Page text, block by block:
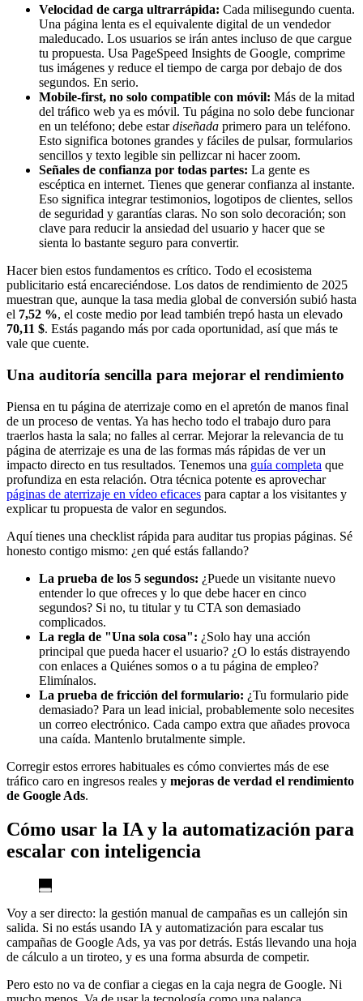
Velocidad de carga ultrarrápida: Cada milisegundo cuenta.
Una página lenta es el equivalente digital de un vendedor
maleducado. Los usuarios se irán antes incluso de que cargue
tu propuesta. Usa PageSpeed Insights de Google, comprime
tus imágenes y reduce el tiempo de carga por debajo de dos
segundos. En serio.
Mobile-first, no solo compatible con móvil: Más de la mitad
del tráfico web ya es móvil. Tu página no solo debe funcionar
en un teléfono; debe estardiseñada primero para un teléfono.
Esto significa botones grandes y fáciles de pulsar, formularios
sencillos y texto legible sin pellizcar ni hacer zoom.
Señales de confianza por todas partes: La gente es
escéptica en internet. Tienes que generar confianza al instante.
Eso significa integrar testimonios, logotipos de clientes, sellos
de seguridad y garantías claras. No son solo decoración; son
clave para reducir la ansiedad del usuario y hacer que se
sienta lo bastante seguro para convertir.
Hacer bien estos fundamentos es crítico. Todo el ecosistema
publicitario está encareciéndose. Los datos de rendimiento de 2025
muestran que, aunque la tasa media global de conversión subió hasta
el 7,52 %, el coste medio por lead también trepó hasta un elevado
70,11 $. Estás pagando más por cada oportunidad, así que más te
vale que cuente.
Una auditoría sencilla para mejorar el rendimiento
Piensa en tu página de aterrizaje como en el apretón de manos final
de un proceso de ventas. Ya has hecho todo el trabajo duro para
traerlos hasta la sala; no falles al cerrar. Mejorar la relevancia de tu
página de aterrizaje es una de las formas más rápidas de ver un
impacto directo en tus resultados. Tenemos una guía completa que
profundiza en esta relación. Otra técnica potente es aprovechar
páginas de aterrizaje en vídeo eficaces para captar a los visitantes y
explicar tu propuesta de valor en segundos.
Aquí tienes una checklist rápida para auditar tus propias páginas. Sé
honesto contigo mismo: ¿en qué estás fallando?
La prueba de los 5 segundos: ¿Puede un visitante nuevo
entender lo que ofreces y lo que debe hacer en cinco
segundos? Si no, tu titular y tu CTA son demasiado
complicados.
La regla de "Una sola cosa": ¿Solo hay una acción
principal que pueda hacer el usuario? ¿O lo estás distrayendo
con enlaces a Quiénes somos o a tu página de empleo?
Elimínalos.
La prueba de fricción del formulario: ¿Tu formulario pide
demasiado? Para un lead inicial, probablemente solo necesites
un correo electrónico. Cada campo extra que añades provoca
una caída. Mantenlo brutalmente simple.
Corregir estos errores habituales es cómo conviertes más de ese
tráfico caro en ingresos reales y mejoras de verdad el rendimiento
de Google Ads.
Cómo usar la IA y la automatización para
escalar con inteligencia
Voy a ser directo: la gestión manual de campañas es un callejón sin
salida. Si no estás usando IA y automatización para escalar tus
campañas de Google Ads, ya vas por detrás. Estás llevando una hoja
de cálculo a un tiroteo, y es una forma absurda de competir.
Pero esto no va de confiar a ciegas en la caja negra de Google. Ni